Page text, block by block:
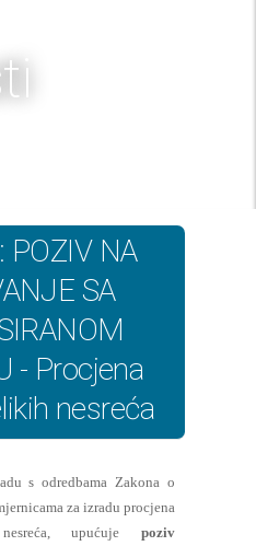
POZIV NA
SA
- Procjena
nesreća
s odredbama Zakona o
za izradu procjena
upućuje poziv